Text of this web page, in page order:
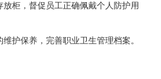
柜，督促员工正确佩戴个人防护用
护保养，完善职业卫生管理档案。